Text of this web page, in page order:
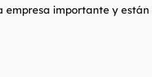
empresa importante y